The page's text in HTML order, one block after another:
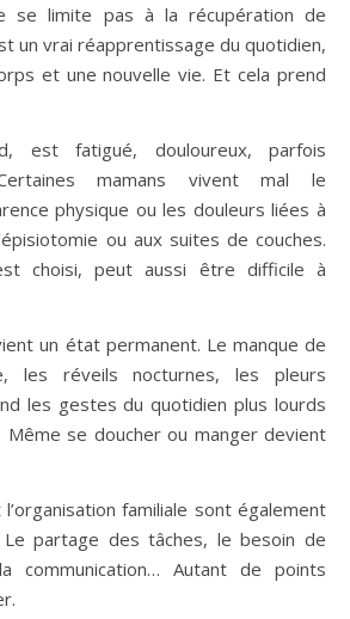
se limite pas à la récupération de
un vrai réapprentissage du quotidien,
et une nouvelle vie. Et cela prend
est fatigué, douloureux, parfois
Certaines mamans vivent mal le
physique ou les douleurs liées à
ou aux suites de couches.
est choisi, peut aussi être difficile à
un état permanent. Le manque de
les réveils nocturnes, les pleurs
les gestes du quotidien plus lourds
se doucher ou manger devient
familiale sont également
Le partage des tâches, le besoin de
communication… Autant de points